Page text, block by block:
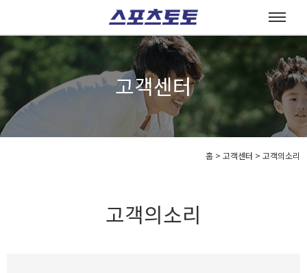
고객센터
홈 > 고객센터 > 고객의소리
고객의소리